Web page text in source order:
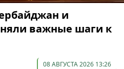
и
важные шаги к
08 АВГУСТА 2026 13:26